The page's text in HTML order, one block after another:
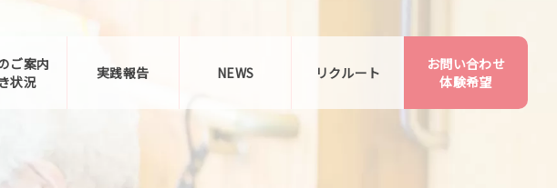
ご案内
状況
実践報告 NEWS リクルート
お問い合わせ
体験希望